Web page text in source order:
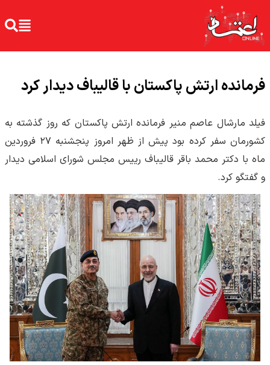
فرمانده ارتش پاکستان با قالیباف دیدار کرد
فیلد مارشال عاصم منیر فرمانده ارتش پاکستان که روز گذشته به
کشورمان سفر کرده بود پیش از ظهر امروز پنجشنبه ۲۷ فروردین
ماه با دکتر محمد باقر قالیباف رییس مجلس شورای اسلامی دیدار
و گفتگو کرد.